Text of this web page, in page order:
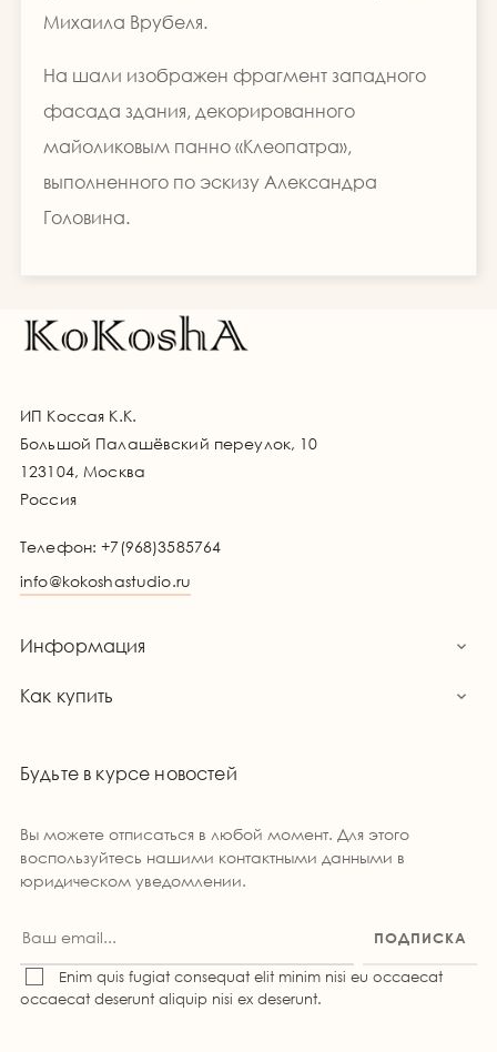
Михаила Врубеля.
На шали изображен фрагмент западного
фасада здания, декорированного
майоликовым панно «Клеопатра»,
выполненного по эскизу Александра
Головина.
ИП Коссая К.К.
Большой Палашёвский переулок, 10
123104, Москва
Россия
Телефон:+7(968)3585764
info@kokoshastudio.ru
Информация 
Как купить 
Будьте в курсе новостей
Вы можете отписаться в любой момент. Для этого
воспользуйтесь нашими контактными данными в
юридическом уведомлении.
ПОДПИСКА
Enim quis fugiat consequat elit minim nisi eu occaecat
occaecat deserunt aliquip nisi ex deserunt.